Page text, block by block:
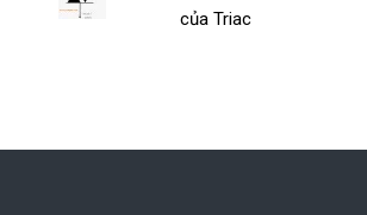
của Triac